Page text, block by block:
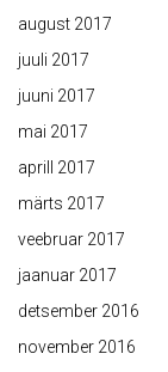
august 2017
juuli 2017
juuni 2017
mai 2017
aprill 2017
märts 2017
veebruar 2017
jaanuar 2017
detsember 2016
november 2016